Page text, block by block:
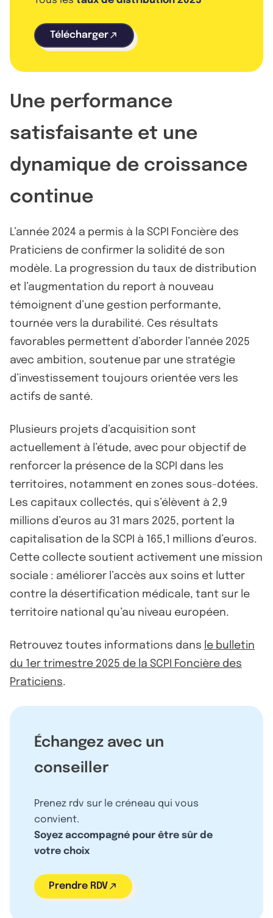
Télécharger
Une performance
satisfaisante et une
dynamique de croissance
continue
L’année 2024 a permis à la SCPI Foncière des
Praticiens de confirmer la solidité de son
modèle. La progression du taux de distribution
et l’augmentation du report à nouveau
témoignent d’une gestion performante,
tournée vers la durabilité. Ces résultats
favorables permettent d’aborder l’année 2025
avec ambition, soutenue par une stratégie
d’investissement toujours orientée vers les
actifs de santé.
Plusieurs projets d’acquisition sont
actuellement à l’étude, avec pour objectif de
renforcer la présence de la SCPI dans les
territoires, notamment en zones sous-dotées.
Les capitaux collectés, qui s’élèvent à 2,9
millions d’euros au 31 mars 2025, portent la
capitalisation de la SCPI à 165,1 millions d’euros.
Cette collecte soutient activement une mission
sociale : améliorer l’accès aux soins et lutter
contre la désertification médicale, tant sur le
territoire national qu’au niveau européen.
Retrouvez toutes informations dans le bulletin
du 1er trimestre 2025 de la SCPI Foncière des
Praticiens.
Échangez avec un
conseiller
Prenez rdv sur le créneau qui vous
convient.
Soyez accompagné pour être sûr de
votre choix
Prendre RDV